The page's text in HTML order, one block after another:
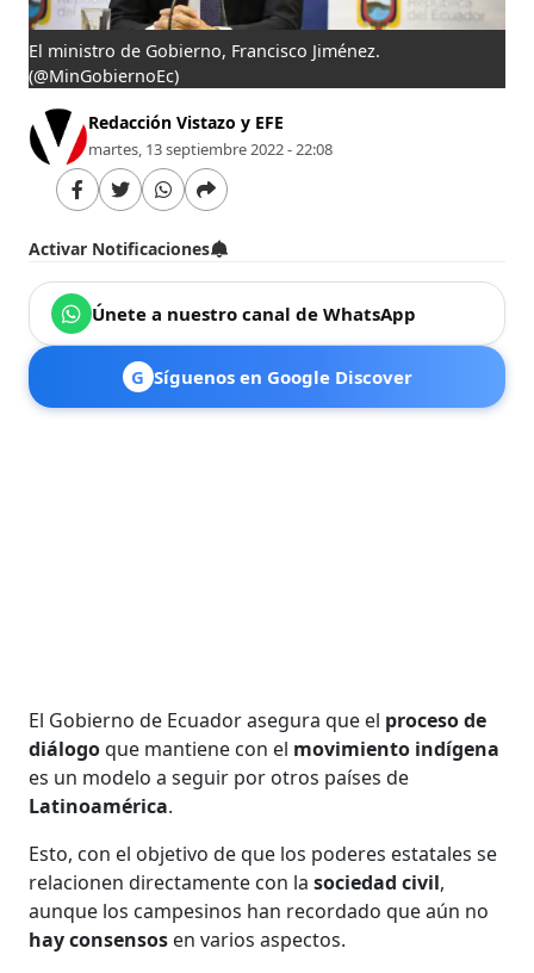
El ministro de Gobierno, Francisco Jiménez.
(@MinGobiernoEc)
Redacción Vistazo y EFE
martes, 13 septiembre 2022 - 22:08
Activar Notificaciones
Únete a nuestro canal de WhatsApp
G Síguenos en Google Discover
El Gobierno de Ecuador asegura que el proceso de
diálogoque mantiene con el movimiento indígena
es un modelo a seguir por otros países de
Latinoamérica.
Esto, con el objetivo de que los poderes estatales se
relacionen directamente con lasociedad civil,
aunque los campesinos han recordado que aún no
hay consensos en varios aspectos.